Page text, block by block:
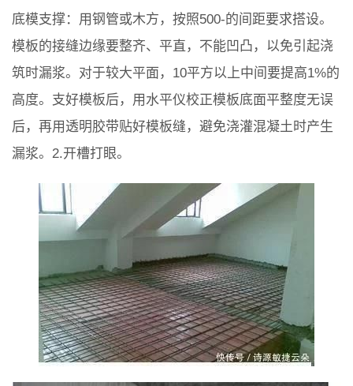
底模支撑：用钢管或木方，按照500-的间距要求搭设。
模板的接缝边缘要整齐、平直，不能凹凸，以免引起浇
筑时漏浆。对于较大平面，10平方以上中间要提高1%的
高度。支好模板后，用水平仪校正模板底面平整度无误
后，再用透明胶带贴好模板缝，避免浇灌混凝土时产生
漏浆。2.开槽打眼。